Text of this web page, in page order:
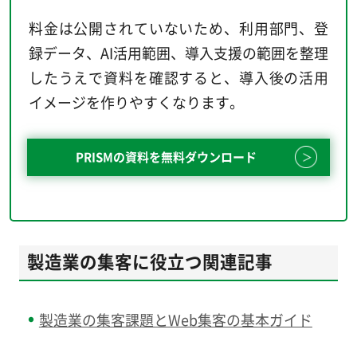
料金は公開されていないため、利用部門、登
録データ、AI活用範囲、導入支援の範囲を整理
したうえで資料を確認すると、導入後の活用
イメージを作りやすくなります。
PRISMの資料を無料ダウンロード
製造業の集客に役立つ関連記事
製造業の集客課題とWeb集客の基本ガイド